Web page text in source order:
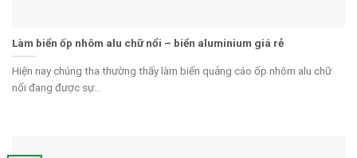
Làm biển ốp nhôm alu chữ nổi – biển aluminium giá rẻ
Hiện nay chúng tha thường thấy làm biển quảng cáo ốp nhôm alu chữ
nổi đang được sự...